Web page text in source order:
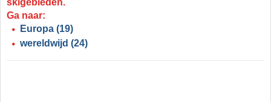
skigebieden.
Ga naar:
Europa (19)
wereldwijd (24)